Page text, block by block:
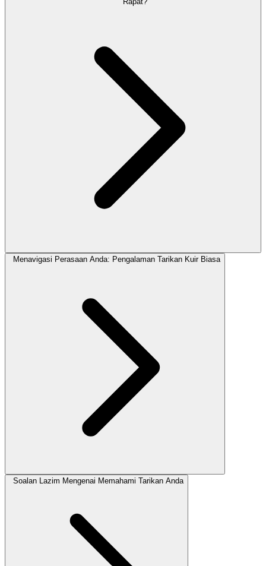
Menavigasi Perasaan Anda: Pengalaman Tarikan Kuir Biasa
Soalan Lazim Mengenai Memahami Tarikan Anda